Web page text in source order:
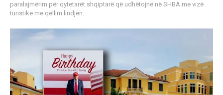
paralajmërim për qytetarët shqiptarë që udhëtojnë në SHBA me vizë
turistike me qëllim lindjen...